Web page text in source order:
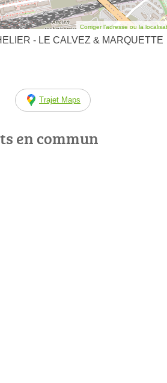
Corriger l’adresse ou la
- LE CALVEZ & MARQUETTE
Trajet Maps
en commun